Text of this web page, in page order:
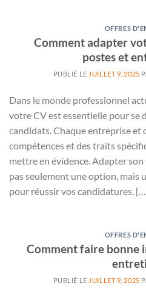
OFFRES
Comment adapter
postes et
PUBLIÉ LE JUILLET 9, 2025
Dans le monde professionnel
votre CV est essentielle pour se
candidats. Chaque entreprise et
compétences et des traits
mettre en évidence. Adapter son
pas seulement une option, mais
pour réussir vos candidatures.
OFFRES
Comment faire bonne
PUBLIÉ LE JUILLET 9, 2025